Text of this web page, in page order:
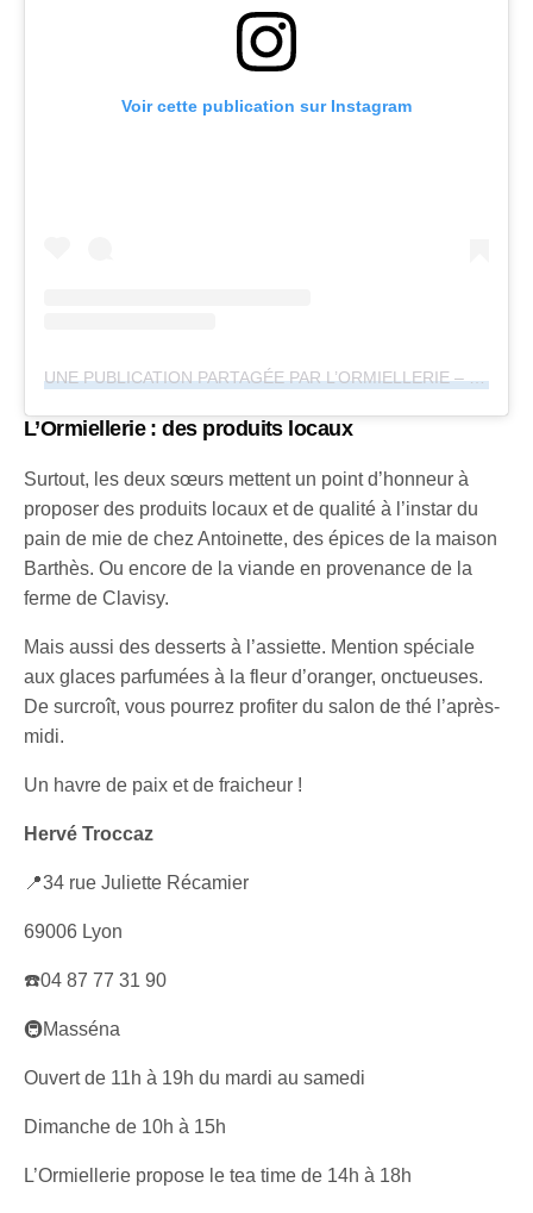
Voir cette publication sur Instagram
UNE PUBLICATION PARTAGÉE PAR L’ORMIELLERIE – SALON DE THÉ & CANTINE MAROCAINE (@LORMIELLERIE)
L’Ormiellerie : des produits locaux
Surtout, les deux sœurs mettent un point d’honneur à
proposer des produits locaux et de qualité à l’instar du
pain de mie de chez Antoinette, des épices de la maison
Barthès. Ou encore de la viande en provenance de la
ferme de Clavisy.
Mais aussi des desserts à l’assiette. Mention spéciale
aux glaces parfumées à la fleur d’oranger, onctueuses.
De surcroît, vous pourrez profiter du salon de thé l’après-
midi.
Un havre de paix et de fraicheur !
Hervé Troccaz
📍34 rue Juliette Récamier
69006 Lyon
☎️04 87 77 31 90
🚇Masséna
Ouvert de 11h à 19h du mardi au samedi
Dimanche de 10h à 15h
L’Ormiellerie propose le tea time de 14h à 18h